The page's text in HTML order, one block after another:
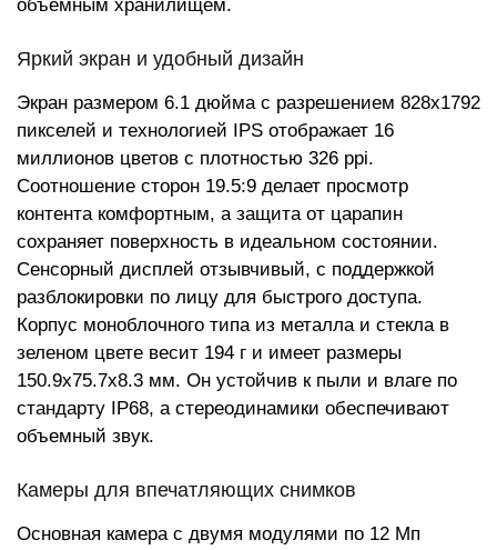
объемным хранилищем.
Яркий экран и удобный дизайн
Экран размером 6.1 дюйма с разрешением 828x1792
пикселей и технологией IPS отображает 16
миллионов цветов с плотностью 326 ppi.
Соотношение сторон 19.5:9 делает просмотр
контента комфортным, а защита от царапин
сохраняет поверхность в идеальном состоянии.
Сенсорный дисплей отзывчивый, с поддержкой
разблокировки по лицу для быстрого доступа.
Корпус моноблочного типа из металла и стекла в
зеленом цвете весит 194 г и имеет размеры
150.9x75.7x8.3 мм. Он устойчив к пыли и влаге по
стандарту IP68, а стереодинамики обеспечивают
объемный звук.
Камеры для впечатляющих снимков
Основная камера с двумя модулями по 12 Мп